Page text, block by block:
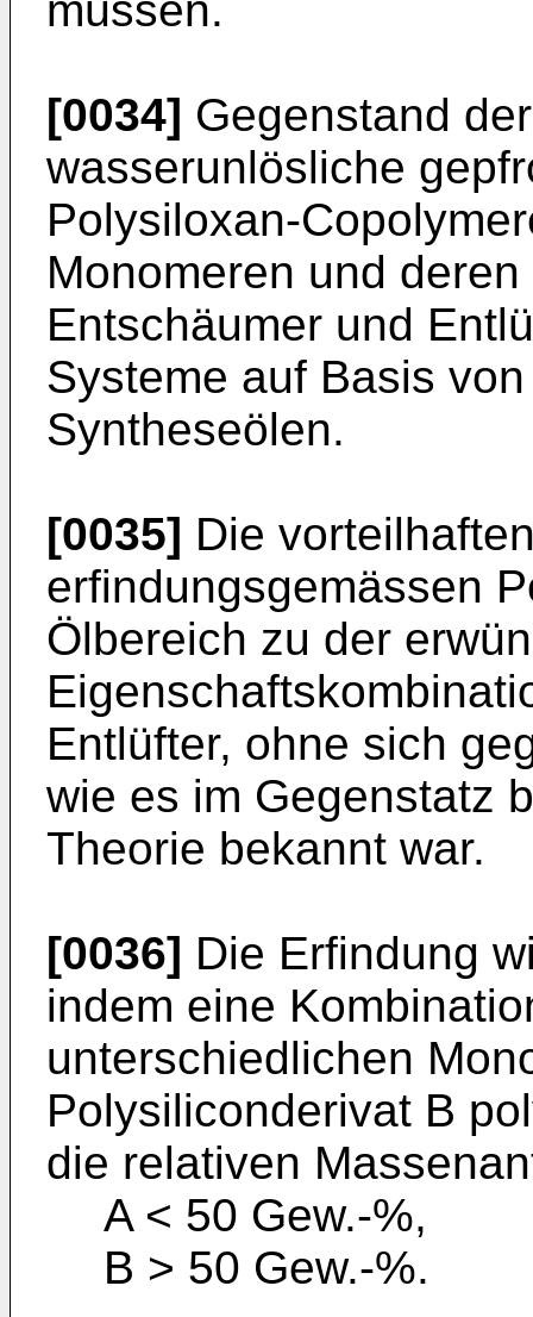
[0034] Gegenstand
wasserunlösliche
Polysiloxan-
Monomeren und
Entschäumer und
Systeme auf Basis
Syntheseölen.
[0035] Die
erfindungsgemässen
Ölbereich zu der
Entlüfter, ohne sich
wie es im Gegenstatz
Theorie bekannt war.
[0036] Die Erfindung
indem eine
unterschiedlichen
Polysiliconderivat B
die relativen
A < 50 Gew.-%,
B > 50 Gew.-%.